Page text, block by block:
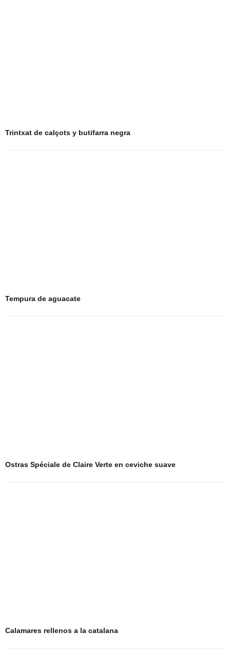
Trintxat de calçots y butifarra negra
Tempura de aguacate
Ostras Spéciale de Claire Verte en ceviche suave
Calamares rellenos a la catalana